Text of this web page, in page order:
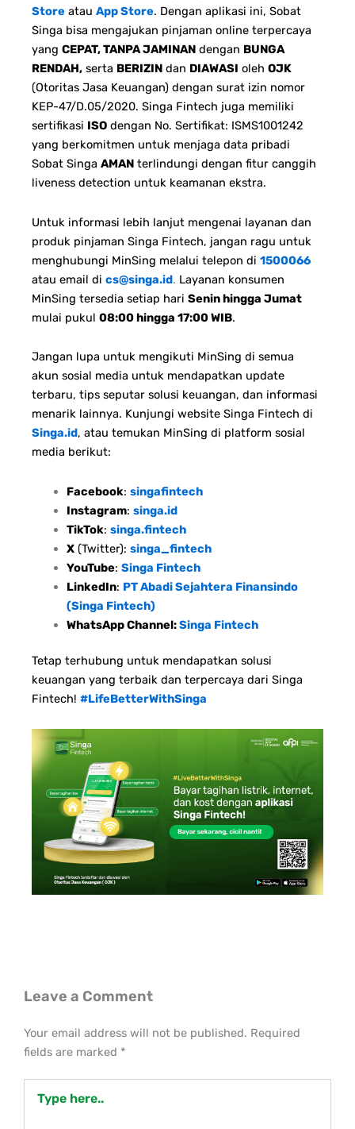
Store atau App Store. Dengan aplikasi ini, Sobat
Singa bisa mengajukan pinjaman online terpercaya
yang CEPAT, TANPA JAMINAN dengan BUNGA
RENDAH, serta BERIZIN dan DIAWASI oleh OJK
(Otoritas Jasa Keuangan) dengan surat izin nomor
KEP-47/D.05/2020. Singa Fintech juga memiliki
sertifikasi ISO dengan No. Sertifikat: ISMS1001242
yang berkomitmen untuk menjaga data pribadi
Sobat Singa AMAN terlindungi dengan fitur canggih
liveness detection untuk keamanan ekstra.
Untuk informasi lebih lanjut mengenai layanan dan
produk pinjaman Singa Fintech, jangan ragu untuk
menghubungi MinSing melalui telepon di 1500066
atau email di cs@singa.id. Layanan konsumen
MinSing tersedia setiap hari Senin hingga Jumat
mulai pukul 08:00 hingga 17:00 WIB.
Jangan lupa untuk mengikuti MinSing di semua
akun sosial media untuk mendapatkan update
terbaru, tips seputar solusi keuangan, dan informasi
menarik lainnya. Kunjungi website Singa Fintech di
Singa.id, atau temukan MinSing di platform sosial
media berikut:
Facebook: singafintech
Instagram: singa.id
TikTok: singa.fintech
X(Twitter): singa_fintech
YouTube: Singa Fintech
LinkedIn: PT Abadi Sejahtera Finansindo
(Singa Fintech)
WhatsApp Channel:Singa Fintech
Tetap terhubung untuk mendapatkan solusi
keuangan yang terbaik dan terpercaya dari Singa
Fintech! #LifeBetterWithSinga
Leave a Comment
Your email address will not be published. Required
fields are marked *
here..